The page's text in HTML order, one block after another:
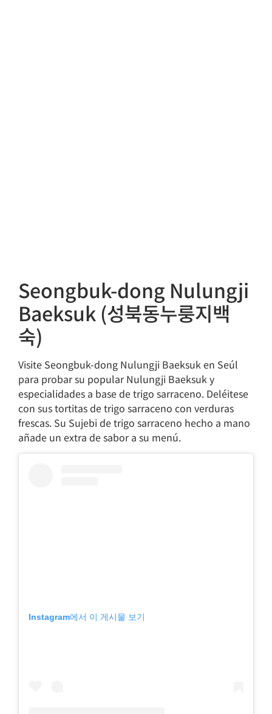
Seongbuk-dong Nulungji
Baeksuk (성북동누룽지백
숙)
Visite Seongbuk-dong Nulungji Baeksuk en Seúl
para probar su popular Nulungji Baeksuk y
especialidades a base de trigo sarraceno. Deléitese
con sus tortitas de trigo sarraceno con verduras
frescas. Su Sujebi de trigo sarraceno hecho a mano
añade un extra de sabor a su menú.
Instagram에서 이 게시물 보기